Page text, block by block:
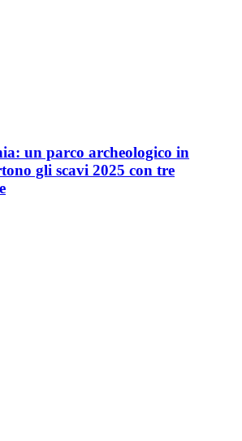
un parco archeologico in
gli scavi 2025 con tre